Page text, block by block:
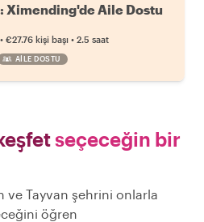
Ximending'de Aile Dostu
• €27.76 kişi başı • 2.5 saat
AILE DOSTU
seçeceğin bir
ve Tayvan şehrini onlarla
öğren